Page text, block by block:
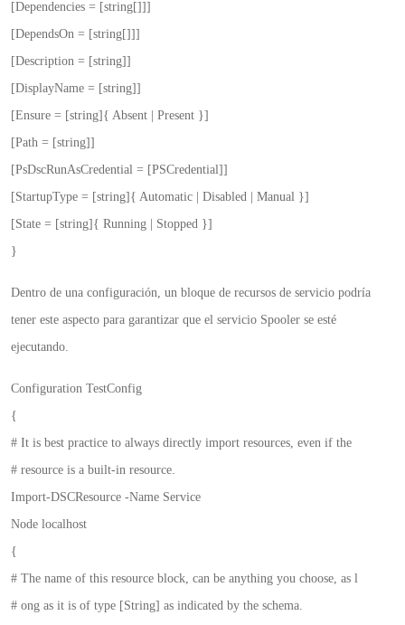
[Dependencies = [string[]]]
[DependsOn = [string[]]]
[Description = [string]]
[DisplayName = [string]]
[Ensure = [string]{ Absent | Present }]
[Path = [string]]
[PsDscRunAsCredential = [PSCredential]]
[StartupType = [string]{ Automatic | Disabled | Manual }]
[State = [string]{ Running | Stopped }]
}
Dentro de una configuración, un bloque de recursos de servicio podría
tener este aspecto para garantizar que el servicio Spooler se esté
ejecutando.
Configuration TestConfig
{
# It is best practice to always directly import resources, even if the
# resource is a built-in resource.
Import-DSCResource -Name Service
Node localhost
{
# The name of this resource block, can be anything you choose, as l
# ong as it is of type [String] as indicated by the schema.